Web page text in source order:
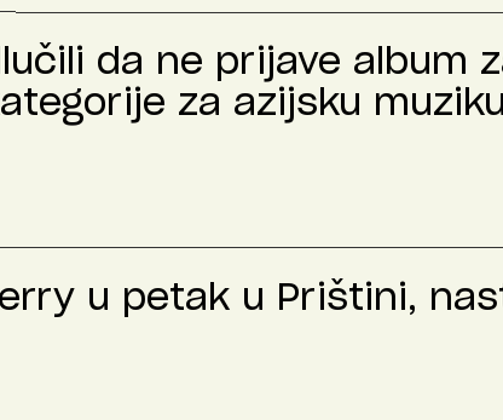
da ne prijave album
za azijsku muziku
u petak u Prištini,